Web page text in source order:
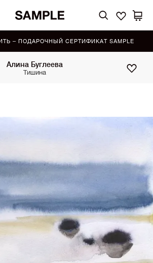
– ПОДАРОЧНЫЙ СЕРТИФИКАТ SAMPLE
Алина Буглеева
Тишина